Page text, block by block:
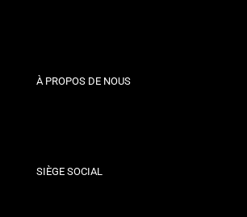
Contact
À PROPOS DE NOUS
Nos Magasins
SIÈGE SOCIAL